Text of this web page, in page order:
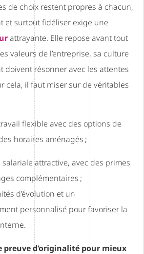
de choix restent propres à chacun,
et surtout fidéliser exige une
attrayante. Elle repose avant tout
valeurs de l’entreprise, sa culture
doivent résonner avec les attentes
cela, il faut miser sur de véritables
flexible avec des options de
horaires aménagés ;
attractive, avec des primes
complémentaires ;
d’évolution et un
personnalisé pour favoriser la
preuve d’originalité pour mieux